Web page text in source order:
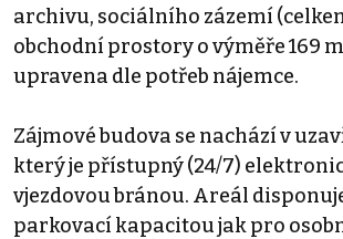
archivu, sociálního zázemí
obchodní prostory o výměře 169
upravena dle potřeb nájemce.
Zájmové budova se nachází v
který je přístupný (24/7)
vjezdovou bránou. Areál
parkovací kapacitou jak pro